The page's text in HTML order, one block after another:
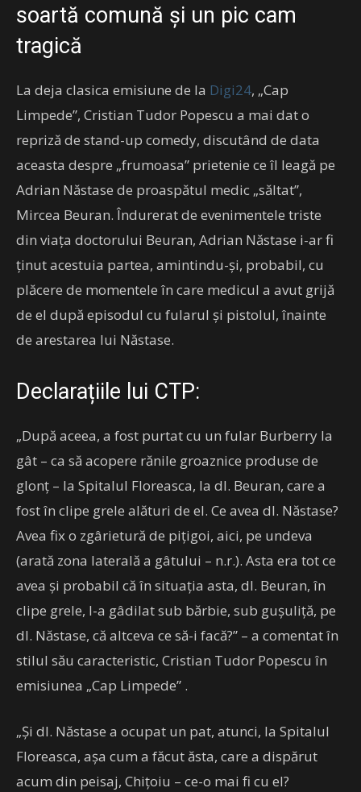
soartă comună și un pic cam
tragică
La deja clasica emisiune de la Digi24, „Cap
Limpede”, Cristian Tudor Popescu a mai dat o
repriză de stand-up comedy, discutând de data
aceasta despre „frumoasa” prietenie ce îl leagă pe
Adrian Năstase de proaspătul medic „săltat”,
Mircea Beuran. Îndurerat de evenimentele triste
din viața doctorului Beuran, Adrian Năstase i-ar fi
ținut acestuia partea, amintindu-și, probabil, cu
plăcere de momentele în care medicul a avut grijă
de el după episodul cu fularul și pistolul, înainte
de arestarea lui Năstase.
Declarațiile lui CTP:
„După aceea, a fost purtat cu un fular Burberry la
gât – ca să acopere rănile groaznice produse de
glonț – la Spitalul Floreasca, la dl. Beuran, care a
fost în clipe grele alături de el. Ce avea dl. Năstase?
Avea fix o zgârietură de pițigoi, aici, pe undeva
(arată zona laterală a gâtului – n.r.). Asta era tot ce
avea și probabil că în situația asta, dl. Beuran, în
clipe grele, l-a gâdilat sub bărbie, sub gușuliță, pe
dl. Năstase, că altceva ce să-i facă?” – a comentat în
stilul său caracteristic, Cristian Tudor Popescu în
emisiunea „Cap Limpede” .
„Și dl. Năstase a ocupat un pat, atunci, la Spitalul
Floreasca, așa cum a făcut ăsta, care a dispărut
acum din peisaj, Chițoiu – ce-o mai fi cu el?